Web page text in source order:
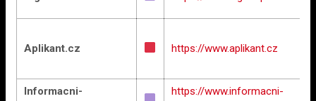
Aplikant.cz https://www.aplikant.cz
Informacni-
https://www.informacni-